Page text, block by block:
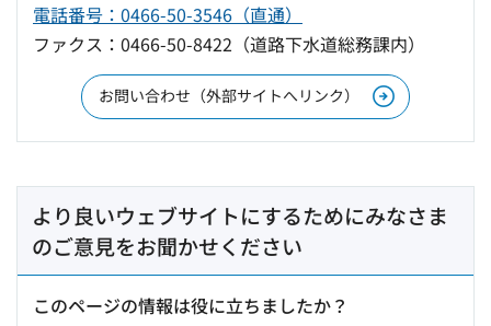
電話番号：0466-50-3546（直通）
ファクス：0466-50-8422（道路下水道総務課内）
お問い合わせ（外部サイトへリンク）
より良いウェブサイトにするためにみなさま
のご意見をお聞かせください
このページの情報は役に立ちましたか？